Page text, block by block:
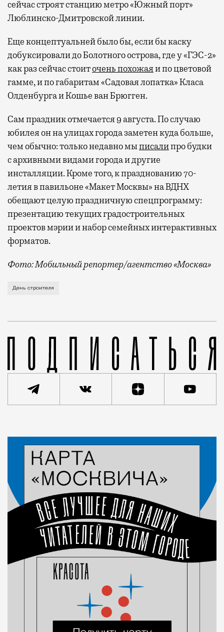
сейчас строят станцию метро «Южный порт»
Люблинско-Дмитровской линии.
Еще концептуальней было бы, если бы каску
добуксировали до Болотного острова, где у «ГЭС-2»
как раз сейчас стоиточень похожаяи по цветовой
гамме, и по габаритам «Садовая лопатка» Класа
Олденбурга и Кошье ван Брюгген.
Сам праздник отмечается 9 августа. По случаю
юбилея он на улицах города заметен куда больше,
чем обычно: только недавно мыписалипро будки
с архивными видами города и другие
инсталляции. Кроме того, к празднованию 70-
летия в павильоне «Макет Москвы» на ВДНХ
обещают целую праздничную спецпрограмму:
презентацию текущих градостроительных
проектов мэрии и набор семейных интерактивных
форматов.
Фото: Мобильный репортер/агентство «Москва»
Это каска в фирменных цветах департамента
День строителя
Статья
Город
Кирилл Романов